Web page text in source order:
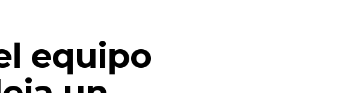
equipo